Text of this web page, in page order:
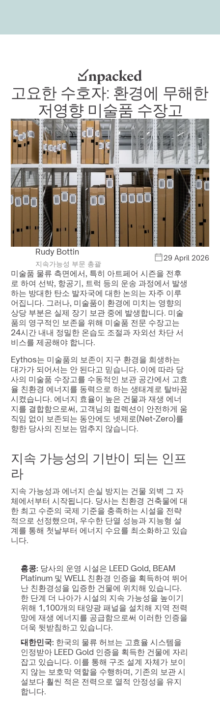
고요한 수호자: 환경에 무해한
저영향 미술품 수장고
Rudy Bottin
지속가능성 부문 총괄
29 April 2026
미술품 물류 측면에서, 특히 아트페어 시즌을 전후
로 하여 선박, 항공기, 트럭 등의 운송 과정에서 발생
하는 방대한 탄소 발자국에 대한 논의는 자주 이루
어집니다. 그러나, 미술품이 환경에 미치는 영향의
상당 부분은 실제 장기 보관 중에 발생합니다. 미술
품의 영구적인 보존을 위해 미술품 전문 수장고는
24시간 내내 정밀한 온습도 조절과 자외선 차단 서
비스를 제공해야 합니다.
Eythos는 미술품의 보존이 지구 환경을 희생하는
대가가 되어서는 안 된다고 믿습니다. 이에 따라 당
사의 미술품 수장고를 수동적인 보관 공간에서 고효
율 친환경 에너지를 동력으로 하는 생태계로 탈바꿈
시켰습니다. 에너지 효율이 높은 건물과 재생 에너
지를 결합함으로써, 고객님의 컬렉션이 안전하게 움
직임 없이 보존되는 동안에도 넷제로(Net-Zero)를
향한 당사의 진보는 멈추지 않습니다.
지속 가능성의 기반이 되는 인프
라
지속 가능성과 에너지 손실 방지는 건물 외벽 그 자
체에서부터 시작됩니다. 당사는 친환경 건축물에 대
한 최고 수준의 국제 기준을 충족하는 시설을 전략
적으로 선정했으며, 우수한 단열 성능과 지능형 설
계를 통해 첫날부터 에너지 수요를 최소화하고 있습
니다.
홍콩: 당사의 운영 시설은 LEED Gold, BEAM
Platinum 및 WELL 친환경 인증을 획득하여 뛰어
난 친환경성을 입증한 건물에 위치해 있습니다.
한 단계 더 나아가 시설의 지속 가능성을 높이기
위해 1,100개의 태양광 패널을 설치해 지역 전력
망에 재생 에너지를 공급함으로써 이러한 인증을
더욱 뒷받침하고 있습니다.
대한민국: 한국의 물류 허브는 고효율 시스템을
인정받아 LEED Gold 인증을 획득한 건물에 자리
잡고 있습니다. 이를 통해 구조 설계 자체가 보이
지 않는 보호막 역할을 수행하며, 기존의 보관 시
설보다 훨씬 적은 전력으로 열적 안정성을 유지
합니다.